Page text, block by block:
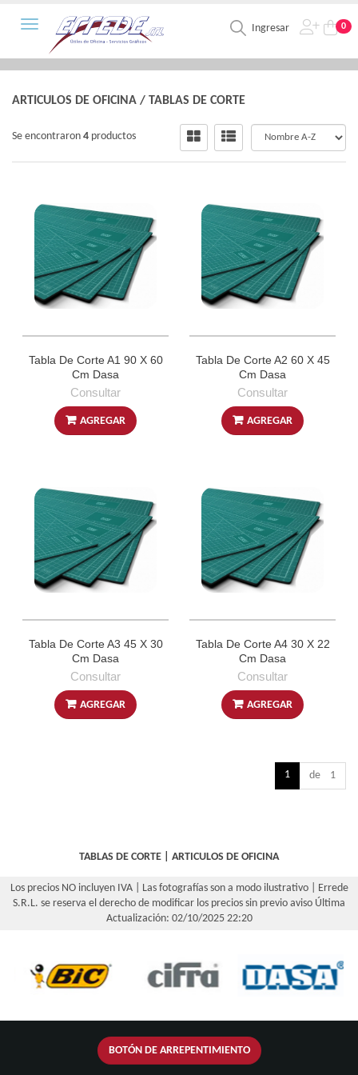
Ingresar 0
Toggle navigation
ARTICULOS DE OFICINA / TABLAS DE CORTE
Se encontraron 4 productos
Tabla De Corte A1 90 X 60
Cm Dasa
Consultar
AGREGAR
Tabla De Corte A2 60 X 45
Cm Dasa
Consultar
AGREGAR
Tabla De Corte A3 45 X 30
Cm Dasa
Consultar
AGREGAR
Tabla De Corte A4 30 X 22
Cm Dasa
Consultar
AGREGAR
1 de 1
TABLAS DE CORTE ARTICULOS DE OFICINA
Los precios NO incluyen IVA | Las fotografías son a modo ilustrativo | Errede
S.R.L. se reserva el derecho de modificar los precios sin previo aviso Última
Actualización: 02/10/2025 22:20
BOTÓN DE ARREPENTIMIENTO